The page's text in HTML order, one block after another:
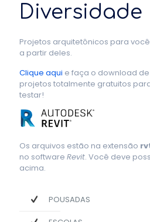
Diversidade
Projetos arquitetônicos para
a partir deles.
Clique aqui e faça o download de
projetos totalmente gratuitos
testar!
Os arquivos estão na extensão
no software Revit. Você deve
acima.
POUSADAS